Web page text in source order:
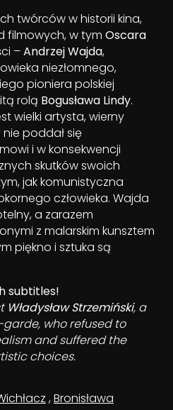
twórców w historii kina,
filmowych, w tym Oscara
–Andrzej Wajda,
niezłomnego,
pioniera polskiej
rolą Bogusława Lindy.
wielki artysta, wierny
nie poddał się
i w konsekwencji
skutków swoich
jak komunistyczna
człowieka. Wajda
a zarazem
z malarskim kunsztem
piękno i sztuka są
subtitles!
Władysław Strzemiński, a
who refused to
and suffered the
choices.
,Bronisława